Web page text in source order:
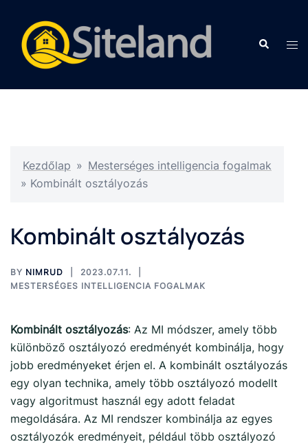
Kezdőlap » Mesterséges intelligencia fogalmak
» Kombinált osztályozás
Kombinált osztályozás
BY NIMRUD
2023.07.11.
MESTERSÉGES INTELLIGENCIA FOGALMAK
Kombinált osztályozás: Az MI módszer, amely több
különböző osztályozó eredményét kombinálja, hogy
jobb eredményeket érjen el. A kombinált osztályozás
egy olyan technika, amely több osztályozó modellt
vagy algoritmust használ egy adott feladat
megoldására. Az MI rendszer kombinálja az egyes
osztályozók eredményeit, például több osztályozó